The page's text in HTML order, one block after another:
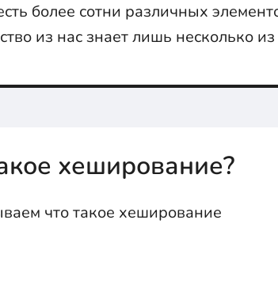
более сотни различных
из нас знает лишь несколько
хеширование?
что такое хеширование